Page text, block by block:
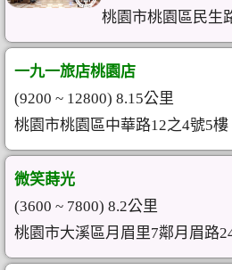
桃園市桃園區民生
一九一旅店桃園店
(9200 ~ 12800) 8.15公里
桃園市桃園區中華路12之4號5樓
微笑蒔光
(3600 ~ 7800) 8.2公里
桃園市大溪區月眉里7鄰月眉路